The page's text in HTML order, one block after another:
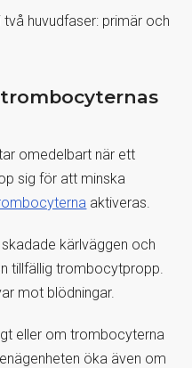
två huvudfaser: primär och
omedelbart när ett
sig för att minska
aktiveras.
kärlväggen och
tillfällig trombocytpropp.
mot blödningar.
eller om trombocyterna
öka även om